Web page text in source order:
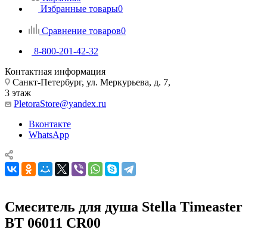
Избранные товары0
Сравнение товаров0
8-800-201-42-32
Контактная информация
Санкт-Петербург, ул. Меркурьева, д. 7,
3 этаж
PletoraStore@yandex.ru
Вконтакте
WhatsApp
Смеситель для душа Stella Timeaster
BT 06011 CR00